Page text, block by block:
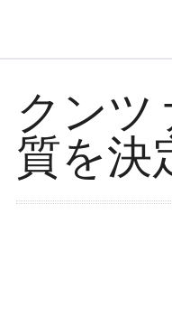
クンツ
質を決